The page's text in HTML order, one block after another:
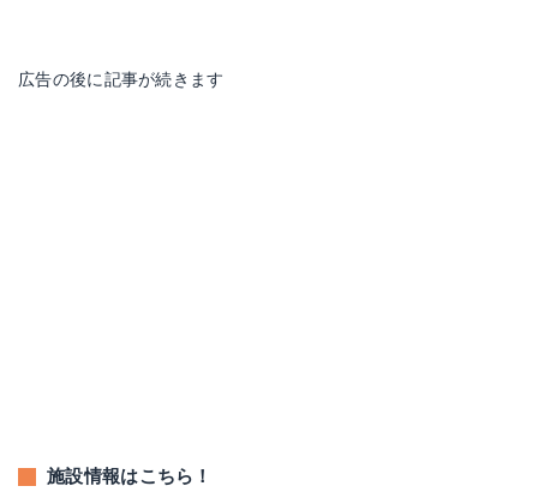
広告の後に記事が続きます
施設情報はこちら！